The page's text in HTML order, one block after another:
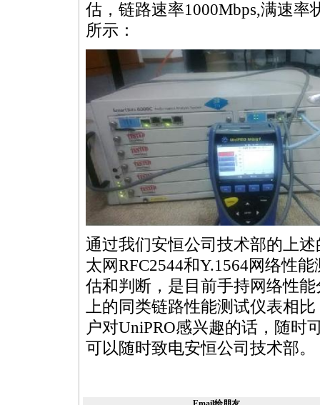
估，链路速率1000Mbps,满速
所示：
通过我们安恒公司技术部的上
太网RFC2544和Y.1564网络性
估和判断，是目前手持网络性
上的同类链路性能测试仪表相
户对UniPRO感兴趣的话，随时
可以随时致电安恒公司技术部。